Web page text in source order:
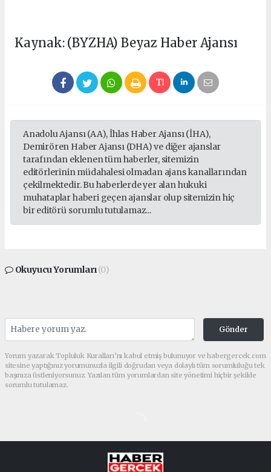
Kaynak: (BYZHA) Beyaz Haber Ajansı
Anadolu Ajansı (AA), İhlas Haber Ajansı (İHA),
Demirören Haber Ajansı (DHA) ve diğer ajanslar
tarafından eklenen tüm haberler, sitemizin
editörlerinin müdahalesi olmadan ajans kanallarından
çekilmektedir. Bu haberlerde yer alan hukuki
muhataplar haberi geçen ajanslar olup sitemizin hiç
bir editörü sorumlu tutulamaz...
Okuyucu Yorumları(0)
Gönder
Yorum yazarak Topluluk Kuralları’nı kabul etmiş bulunuyor ve habergercek.com
sitesine yaptığınız yorumunuzla ilgili doğrudan veya dolaylı tüm sorumluluğu tek
başınıza üstleniyorsunuz. Yazılan tüm yorumlardan site yönetimi hiçbir şekilde
sorumlu tutulamaz.